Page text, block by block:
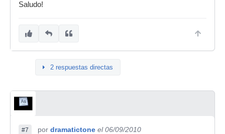
Saludo!
2 respuestas directas
#7 por dramatictone el 06/09/2010